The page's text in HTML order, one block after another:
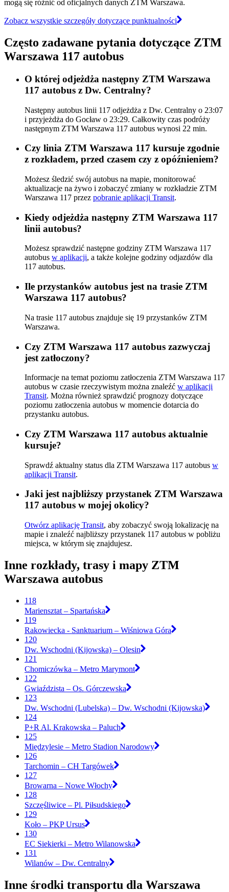
mogą się różnić od oficjalnych danych ZTM Warszawa.
Zobacz wszystkie szczegóły dotyczące punktualności
Często zadawane pytania dotyczące ZTM
Warszawa 117 autobus
O której odjeżdża następny ZTM Warszawa
117 autobus z Dw. Centralny?
Następny autobus linii 117 odjeżdża z Dw. Centralny o 23:07
i przyjeżdża do Gocław o 23:29. Całkowity czas podróży
następnym ZTM Warszawa 117 autobus wynosi 22 min.
Czy linia ZTM Warszawa 117 kursuje zgodnie
z rozkładem, przed czasem czy z opóźnieniem?
Możesz śledzić swój autobus na mapie, monitorować
aktualizacje na żywo i zobaczyć zmiany w rozkładzie ZTM
Warszawa 117 przez pobranie aplikacji Transit.
Kiedy odjeżdża następny ZTM Warszawa 117
linii autobus?
Możesz sprawdzić następne godziny ZTM Warszawa 117
autobus w aplikacji, a także kolejne godziny odjazdów dla
117 autobus.
Ile przystanków autobus jest na trasie ZTM
Warszawa 117 autobus?
Na trasie 117 autobus znajduje się 19 przystanków ZTM
Warszawa.
Czy ZTM Warszawa 117 autobus zazwyczaj
jest zatłoczony?
Informacje na temat poziomu zatłoczenia ZTM Warszawa 117
autobus w czasie rzeczywistym można znaleźć w aplikacji
Transit. Można również sprawdzić prognozy dotyczące
poziomu zatłoczenia autobus w momencie dotarcia do
przystanku autobus.
Czy ZTM Warszawa 117 autobus aktualnie
kursuje?
Sprawdź aktualny status dla ZTM Warszawa 117 autobus w
aplikacji Transit.
Jaki jest najbliższy przystanek ZTM Warszawa
117 autobus w mojej okolicy?
Otwórz aplikację Transit, aby zobaczyć swoją lokalizację na
mapie i znaleźć najbliższy przystanek 117 autobus w pobliżu
miejsca, w którym się znajdujesz.
Inne rozkłady, trasy i mapy ZTM
Warszawa autobus
118
Mariensztat – Spartańska
119
Rakowiecka - Sanktuarium – Wiśniowa Góra
120
Dw. Wschodni (Kijowska) – Olesin
121
Chomiczówka – Metro Marymont
122
Gwiaździsta – Os. Górczewska
123
Dw. Wschodni (Lubelska) – Dw. Wschodni (Kijowska)
124
P+R Al. Krakowska – Paluch
125
Międzylesie – Metro Stadion Narodowy
126
Tarchomin – CH Targówek
127
Browarna – Nowe Włochy
128
Szczęśliwice – Pl. Piłsudskiego
129
Koło – PKP Ursus
130
EC Siekierki – Metro Wilanowska
131
Wilanów – Dw. Centralny
Inne środki transportu dla Warszawa